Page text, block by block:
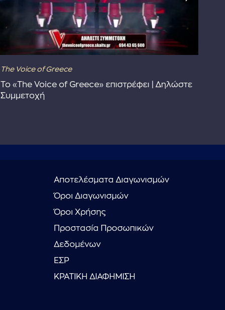
The Voice of Greece
Το «The Voice of Greece» επιστρέφει | Δηλώστε
Συμμετοχή
Αποτελέσματα Διαγωνισμών
Όροι Διαγωνισμών
Όροι Χρήσης
Προστασία Προσωπικών
Δεδομένων
ΕΣΡ
ΚΡΑΤΙΚΗ ΔΙΑΦΗΜΙΣΗ